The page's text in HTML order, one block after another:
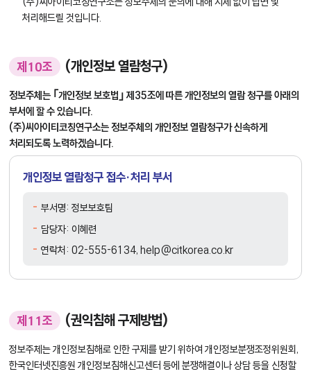
처리해드릴 것입니다.
제10조 (개인정보 열람청구)
정보주체는 ｢개인정보 보호법｣ 제35조에 따른 개인정보의 열람 청구를 아래의
부서에 할 수 있습니다.
(주)씨아이티코칭연구소는 정보주체의 개인정보 열람청구가 신속하게
처리되도록 노력하겠습니다.
개인정보 열람청구 접수·처리 부서
부서명: 정보보호팀
담당자: 이혜련
연락처: 02-555-6134, help@citkorea.co.kr
제11조 (권익침해 구제방법)
정보주체는 개인정보침해로 인한 구제를 받기 위하여 개인정보분쟁조정위원회,
한국인터넷진흥원 개인정보침해신고센터 등에 분쟁해결이나 상담 등을 신청할